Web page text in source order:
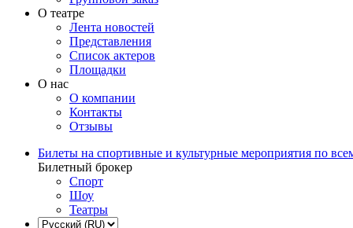
О театре
Лента новостей
Представления
Список актеров
Площадки
О нас
О компании
Контакты
Отзывы
Билеты на спортивные и культурные мероприятия по
Билетный брокер
Спорт
Шоу
Театры